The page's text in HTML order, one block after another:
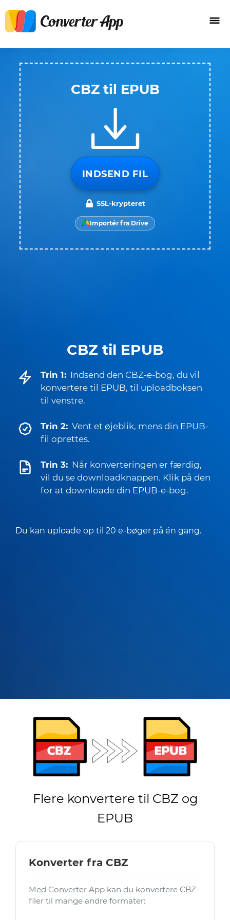
CBZ til EPUB
Trin 1: Indsend den CBZ-e-bog, du vil
konvertere til EPUB, til uploadboksen
til venstre.
Trin 2: Vent et øjeblik, mens din EPUB-
fil oprettes.
Trin 3: Når konverteringen er færdig,
vil du se downloadknappen. Klik på den
for at downloade din EPUB-e-bog.
Du kan uploade op til 20 e-bøger på én gang.
CBZ til EPUB
INDSEND FIL
SSL-krypteret
Importér fra Drive
Flere konvertere til CBZ og
EPUB
Konverter fra CBZ
Med Converter App kan du konvertere CBZ-
filer til mange andre formater: